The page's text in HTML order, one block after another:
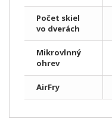
Počet skiel
vo dverách
Mikrovlnný
ohrev
AirFry